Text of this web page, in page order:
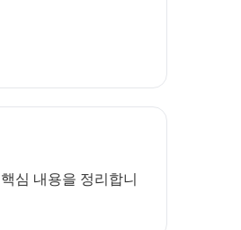
심 내용을 정리합니